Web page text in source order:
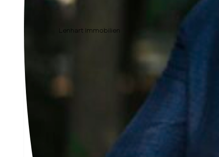
Lenhart Immobilien